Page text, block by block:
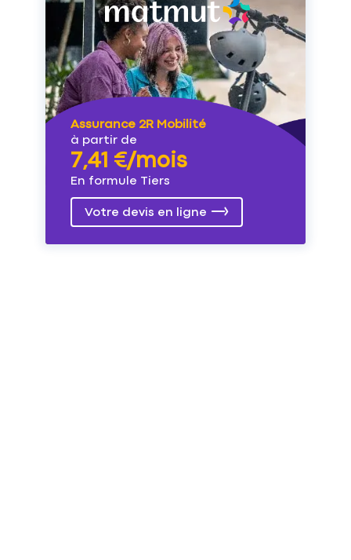
Assurance 2R Mobilité
à partir de
7,41 €/mois
En formule Tiers
Votre devis en ligne